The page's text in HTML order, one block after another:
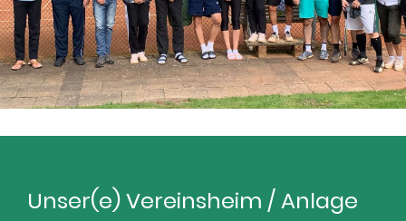
Unser(e) Vereinsheim / Anlage